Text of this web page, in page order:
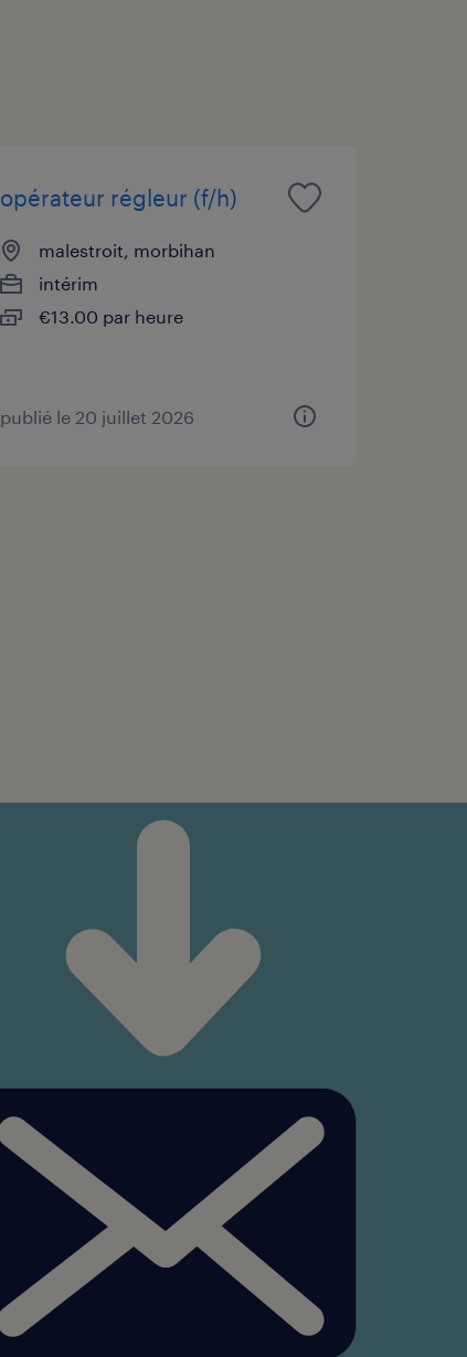
opérateur régleur (f/h)
malestroit, morbihan
intérim
€13.00 par heure
publié le 20 juillet 2026